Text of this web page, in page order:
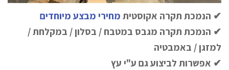
✔ הנמכת תקרה אקוסטית מחירי מבצע מיוחדים
✔ הנמכת תקרה מגבס במטבח / בסלון / במקלחת /
למזגן / באמבטיה
✔ אפשרות לביצוע גם ע"י עץ